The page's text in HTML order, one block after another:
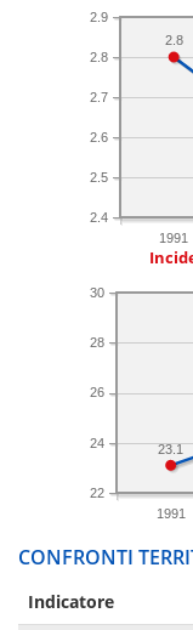
1991
2.4
2.5
2.6
2.7
2.8
2.9
2.8
1991
22
24
26
28
30
23.1
CONFRONTI
Indicatore